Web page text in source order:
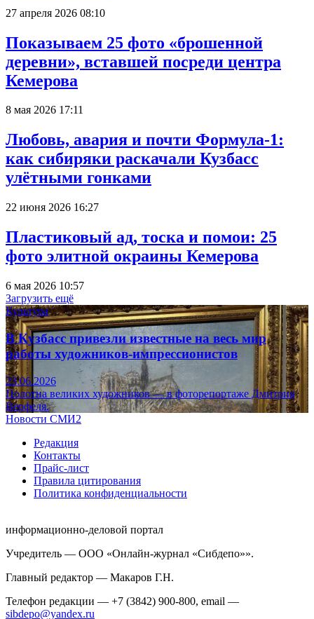
27 апреля 2026 08:10
Показываем 25 фото «брошенной
деревни», вставшей посреди центра
Кемерова
8 мая 2026 17:11
Любовь, авария и почти Формула-1:
как сибиряки раскачали Кузбасс
улётными гонками
22 июня 2026 16:27
Пластиковый ад, тоска и помои: 25
фото элитной окраины Кемерова
6 мая 2026 10:57
Загрузить ещё
Культура
В Кузбасс привезли известные на весь мир
работы художников-импрессионистов
23.06.2026
Полотна великих художников — в фоторепортаже Дмитрия
Верфеля.
Новости СМИ2
Редакция
Контакты
Прайс-лист
Правила цитирования
Политика конфиденциальности
информационно-деловой портал
Учредитель — ООО «Онлайн-журнал «Сибдепо»».
Главный редактор — Макаров Г.Н.
Телефон редакции — +7 (3842) 900-800, email —
sibdepo@yandex.ru